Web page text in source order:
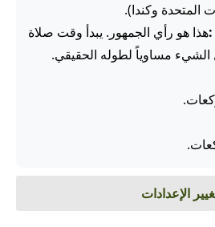
المتحدة وكندا).
هذا هو رأي الجمهور. يبدأ وقت صلاة
مساوياً لطوله الحقيقي.
الإعدادات